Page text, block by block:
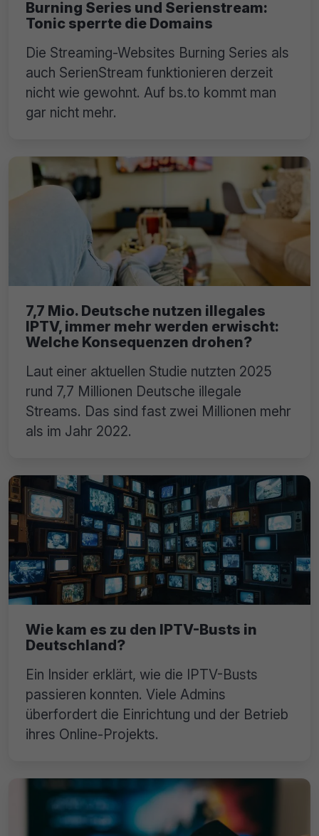
Burning Series und Serienstream:
Tonic sperrte die Domains
Die Streaming-Websites Burning Series als
auch SerienStream funktionieren derzeit
nicht wie gewohnt. Auf bs.to kommt man
gar nicht mehr.
7,7 Mio. Deutsche nutzen illegales
IPTV, immer mehr werden erwischt:
Welche Konsequenzen drohen?
Laut einer aktuellen Studie nutzten 2025
rund 7,7 Millionen Deutsche illegale
Streams. Das sind fast zwei Millionen mehr
als im Jahr 2022.
Wie kam es zu den IPTV-Busts in
Deutschland?
Ein Insider erklärt, wie die IPTV-Busts
passieren konnten. Viele Admins
überfordert die Einrichtung und der Betrieb
ihres Online-Projekts.